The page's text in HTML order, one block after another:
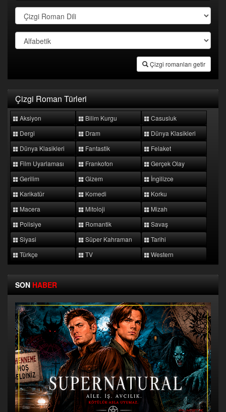
Çizgi romanları getir
Çizgi Roman Türleri
Aksiyon Bilim Kurgu
Casusluk
Dergi
Dram
Dünya Klasikleri
Dünya Klasikleri
Fantastik
Felaket
Film Uyarlaması
Frankofon
Gerçek Olay
Gerilim
Gizem
İngilizce
Karikatür
Komedi
Korku
Macera
Mitoloji
Mizah
Polisiye
Romantik
Savaş
Siyasi
Süper Kahraman
Tarihi
Türkçe
TV Western
SON HABER